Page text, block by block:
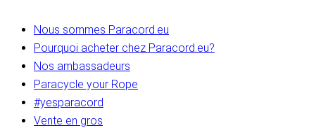
Nous sommes Paracord.eu
Pourquoi acheter chez Paracord.eu?
Nos ambassadeurs
Paracycle your Rope
#yesparacord
Vente en gros